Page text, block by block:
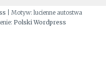
Motyw: lucienne autostwa
Polski Wordpress